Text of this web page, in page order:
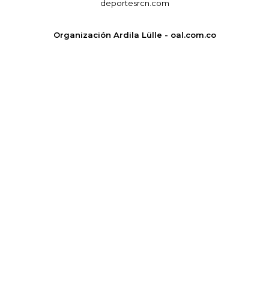
deportesrcn.com
Organización Ardila Lülle - oal.com.co